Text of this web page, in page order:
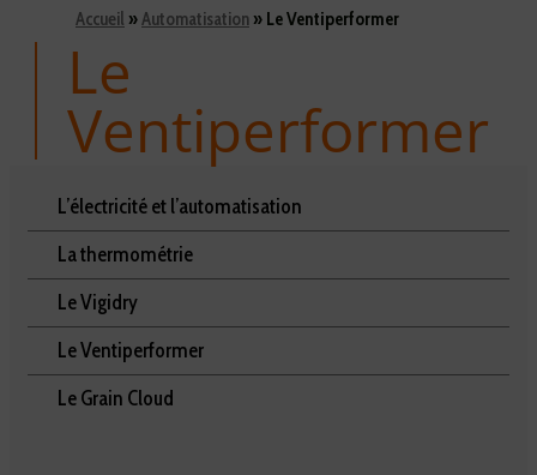
Accueil »Automatisation » Le Ventiperformer
Le
Ventiperformer
L’électricité et l’automatisation
La thermométrie
Le Vigidry
Le Ventiperformer
Le Grain Cloud